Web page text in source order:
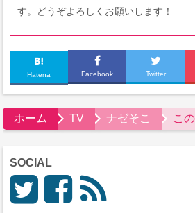
す。どうぞよろしくお願いします！
Hatena Facebook Twitter
ホーム TV ナゼそこ こ
SOCIAL